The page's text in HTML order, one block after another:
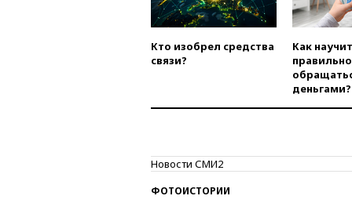
Кто изобрел средства
связи?
Как
правильно
деньгами?
Новости СМИ2
ФОТОИСТОРИИ